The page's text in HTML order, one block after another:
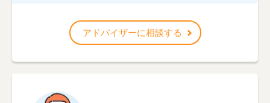
アドバイザーに相談する